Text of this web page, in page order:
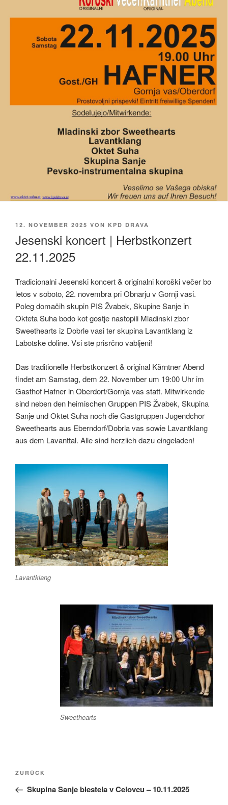
VERÖFFENTLICHT
12. NOVEMBER 2025 VON KPD DRAVA
Jesenski koncert | Herbstkonzert
22.11.2025
Tradicionalni Jesenski koncert & originalni koroški večer bo
letos v soboto, 22. novembra pri Obnarju v Gornji vasi.
Poleg domačih skupin PIS Žvabek, Skupine Sanje in
Okteta Suha bodo kot gostje nastopili Mladinski zbor
Sweethearts iz Dobrle vasi ter skupina Lavantklang iz
Labotske doline. Vsi ste prisrčno vabljeni!
Das traditionelle Herbstkonzert & original Kärntner Abend
findet am Samstag, dem 22. November um 19:00 Uhr im
Gasthof Hafner in Oberdorf/Gornja vas statt. Mitwirkende
sind neben den heimischen Gruppen PIS Žvabek, Skupina
Sanje und Oktet Suha noch die Gastgruppen Jugendchor
Sweethearts aus Eberndorf/Dobrla vas sowie Lavantklang
aus dem Lavanttal. Alle sind herzlich dazu eingeladen!
Lavantklang
Sweethearts
Beitragsnavigation
Vorheriger
Beitrag
ZURÜCK
Skupina Sanje blestela v Celovcu – 10.11.2025